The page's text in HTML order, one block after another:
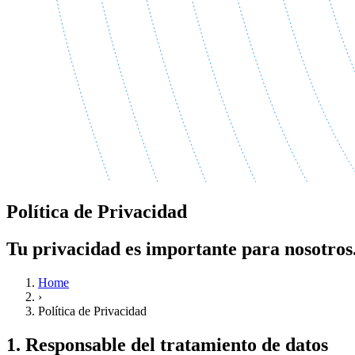
Política de Privacidad
Tu privacidad es importante para
Home
›
Política de Privacidad
1. Responsable del tratamiento de datos